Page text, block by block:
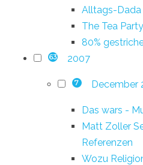
Alltags-Dada
The Tea Party
80%
63 2007
7 December
Das wars -
Matt Zoller
Referenzen
Wozu